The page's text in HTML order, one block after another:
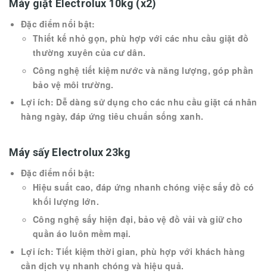
Máy giặt Electrolux 10kg (x2)
Đặc điểm nổi bật:
Thiết kế nhỏ gọn, phù hợp với các nhu cầu giặt đồ
thường xuyên của cư dân.
Công nghệ tiết kiệm nước và năng lượng, góp phần
bảo vệ môi trường.
Lợi ích: Dễ dàng sử dụng cho các nhu cầu giặt cá nhân
hàng ngày, đáp ứng tiêu chuẩn sống xanh.
Máy sấy Electrolux 23kg
Đặc điểm nổi bật:
Hiệu suất cao, đáp ứng nhanh chóng việc sấy đồ có
khối lượng lớn.
Công nghệ sấy hiện đại, bảo vệ đồ vải và giữ cho
quần áo luôn mềm mại.
Lợi ích: Tiết kiệm thời gian, phù hợp với khách hàng
cần dịch vụ nhanh chóng và hiệu quả.